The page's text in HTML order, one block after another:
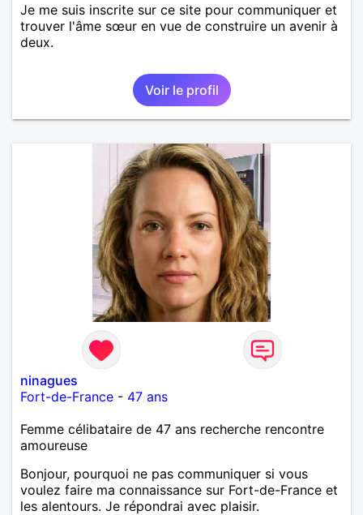
Je me suis inscrite sur ce site pour communiquer et
trouver l'âme sœur en vue de construire un avenir à
deux.
Voir le profil
ninagues
Fort-de-France - 47 ans
Femme célibataire de 47 ans recherche rencontre
amoureuse
Bonjour, pourquoi ne pas communiquer si vous
voulez faire ma connaissance sur Fort-de-France et
les alentours. Je répondrai avec plaisir.